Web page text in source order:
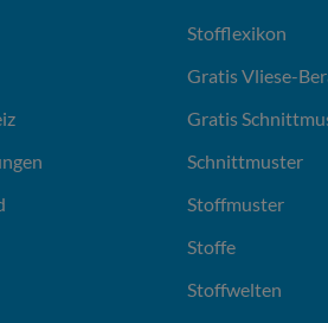
Stofflexikon
Gratis Vliese-
Gratis
Schnittmuster
Stoffmuster
Stoffe
Stoffwelten